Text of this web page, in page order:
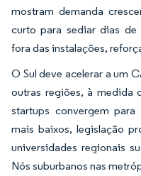
mostram demanda
curto para sediar dias de
fora das instalações,
O Sul deve acelerar a um
outras regiões, à medida
startups convergem para
mais baixos, legislação
universidades regionais
Nós suburbanos nas